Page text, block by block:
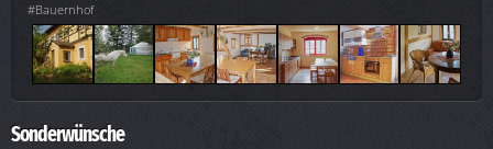
#Bauernhof
Sonderwünsche